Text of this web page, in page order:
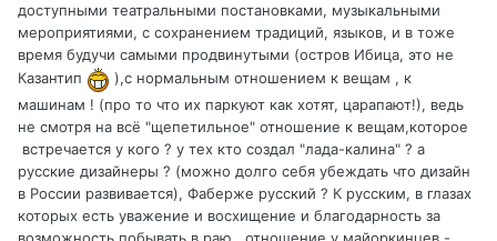
доступными театральными постановками, музыкальными
мероприятиями, с сохранением традиций, языков, и в тоже
время будучи самыми продвинутыми (остров Ибица, это не
Казантип
),с нормальным отношением к вещам , к
машинам ! (про то что их паркуют как хотят, царапают!), ведь
не смотря на всё "щепетильное" отношение к вещам,которое
встречается у кого ? у тех кто создал "лада-калина" ? а
русские дизайнеры ? (можно долго себя убеждать что дизайн
в России развивается), Фаберже русский ? К русским, в глазах
которых есть уважение и восхищение и благодарность за